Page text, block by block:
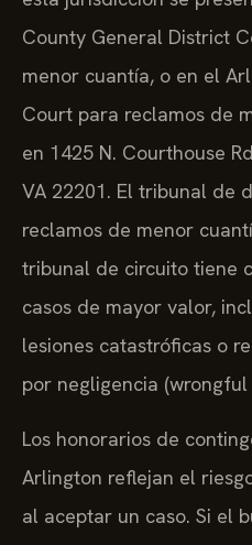
esta jurisdicción se
County General District
menor cuantía, o en el
Court para reclamos de
en 1425 N. Courthouse
VA 22201. El tribunal de
reclamos de menor
tribunal de circuito tiene
casos de mayor valor,
lesiones catastróficas o
por negligencia (wrongful
Los honorarios de
Arlington reflejan el
al aceptar un caso. Si el